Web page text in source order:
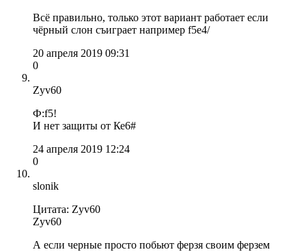
Всё правильно, только этот вариант работает если
чёрный слон съиграет например f5e4/
20 апреля 2019 09:31
0
Zyv60
Ф:f5!
И нет защиты от Ке6#
24 апреля 2019 12:24
0
slonik
Цитата: Zyv60
Zyv60
А если черные просто побьют ферзя своим ферзем